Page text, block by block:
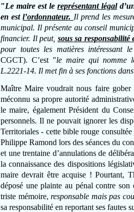
"Le maire est le représentant légal
en estl’ordonnateur. Il prend les
municipal. Il présente au conseil
financier. Il peut, sous sa responsabilité
pour toutes les matières intéressant
CGCT). C’est "le maire qui nomme
L.2221-14. Il met fin à ses fonctions
Maître Maire voudrait nous faire
méconnu sa propre autorité
le maire, également Président du
personnels. Il ne pouvait ignorer les
Territoriales - cette bible rouge
Philippe Ramond lors des séances du
et une trentaine d’annulations de
la connaissance des dispositions
maire devrait être acquise ! Pourtant,
déposé une plainte au pénal contre
triste mémoire,responsable mais pas
sa responsabilité en reportant ses fautes